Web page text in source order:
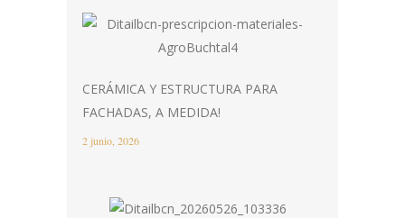
CERÁMICA Y ESTRUCTURA PARA
FACHADAS, A MEDIDA!
2 junio, 2026